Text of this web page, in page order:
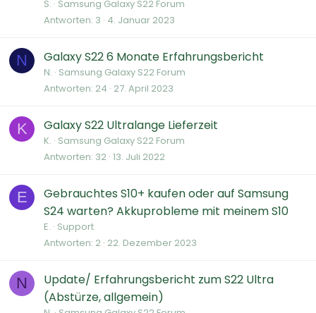
S. Samsung Galaxy S22 Forum
Antworten 3 4. Januar 2023
N Galaxy S22 6 Monate Erfahrungsbericht
N. Samsung Galaxy S22 Forum
Antworten 24 27. April 2023
K Galaxy S22 Ultralange Lieferzeit
K. Samsung Galaxy S22 Forum
Antworten 32 13. Juli 2022
E
Gebrauchtes S10+ kaufen oder auf Samsung
S24 warten? Akkuprobleme mit meinem S10
E. Support
Antworten 2 22. Dezember 2023
N
Update/ Erfahrungsbericht zum S22 Ultra
(Abstürze, allgemein)